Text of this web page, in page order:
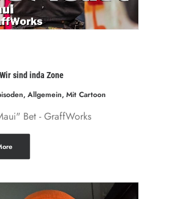
sind inda Zone
, Allgemein, Mit Cartoon
Bet - GraffWorks